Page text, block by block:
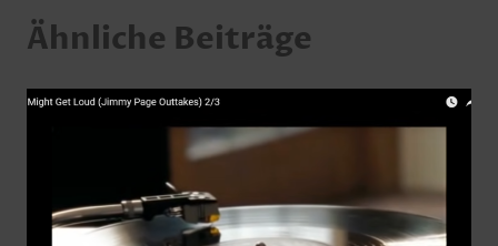
Ähnliche Beiträge